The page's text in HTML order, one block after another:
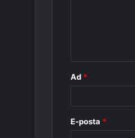
Ad *
E-posta *